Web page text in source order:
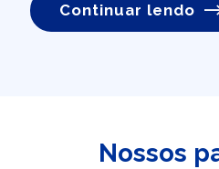
Continuar lendo
Nossos